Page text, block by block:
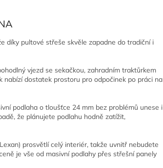
díky pultové střeše skvěle zapadne do tradiční i
vjezd se sekačkou, zahradním traktůrkem
nabízí dostatek prostoru pro odpočinek po práci na
podlaha o tloušťce 24 mm bez problémů unese i
že plánujete podlahu hodně zatížit,
prosvětlí celý interiér, takže uvnitř nebudete
je vše od masivní podlahy přes střešní panely